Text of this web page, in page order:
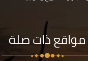
مواقع ذات صلة